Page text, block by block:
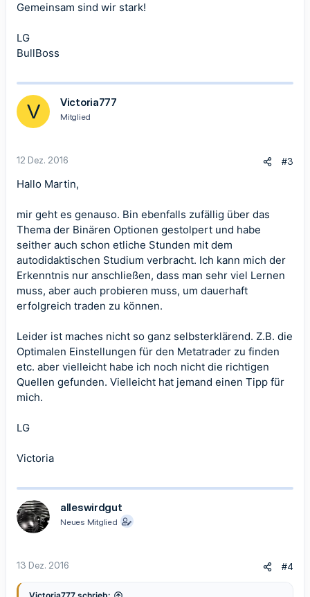
Gemeinsam sind wir stark!
LG
BullBoss
V Victoria777
Mitglied
12 Dez. 2016 #3
Hallo Martin,
mir geht es genauso. Bin ebenfalls zufällig über das
Thema der Binären Optionen gestolpert und habe
seither auch schon etliche Stunden mit dem
autodidaktischen Studium verbracht. Ich kann mich der
Erkenntnis nur anschließen, dass man sehr viel Lernen
muss, aber auch probieren muss, um dauerhaft
erfolgreich traden zu können.
Leider ist maches nicht so ganz selbsterklärend. Z.B. die
Optimalen Einstellungen für den Metatrader zu finden
etc. aber vielleicht habe ich noch nicht die richtigen
Quellen gefunden. Vielleicht hat jemand einen Tipp für
mich.
LG
Victoria
alleswirdgut
Neues Mitglied
13 Dez. 2016 #4